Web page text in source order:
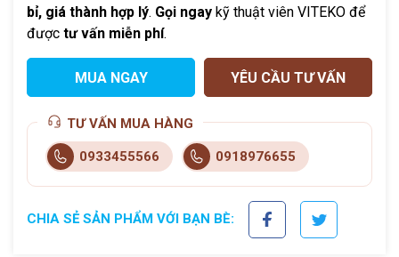
bỉ, giá thành hợp lý. Gọi ngay kỹ thuật viên VITEKO để
được tư vấn miễn phí.
MUA NGAY YÊU CẦU TƯ VẤN
TƯ VẤN MUA HÀNG
0933455566 0918976655
CHIA SẺ SẢN PHẨM VỚI BẠN BÈ: